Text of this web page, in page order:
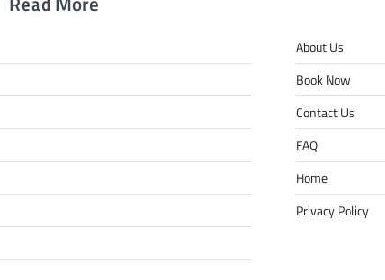
About Us
Book Now
Contact Us
FAQ
Home
Privacy Policy